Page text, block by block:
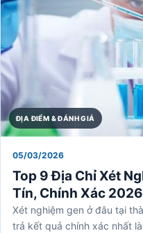
ĐỊA ĐIỂM & ĐÁNH GIÁ
05/03/2026
Top 9 Địa Chỉ Xét
Tín, Chính Xác 2026
Xét nghiệm gen ở đâu tại
trả kết quả chính xác nhất